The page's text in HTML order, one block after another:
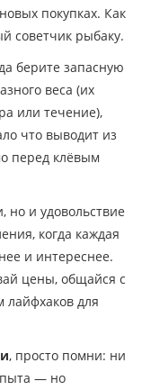
покупках. Как
советчик рыбаку.
берите запасную
веса (их
или течение),
что выводит из
перед клёвым
но и удовольствие
когда каждая
и интереснее.
цены, общайся с
для
, просто помни: ни
— но